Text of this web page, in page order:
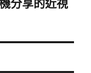
分享的近視